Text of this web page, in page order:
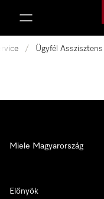
/ Ügyfél Asszisztens
Miele Magyarország
Előnyök